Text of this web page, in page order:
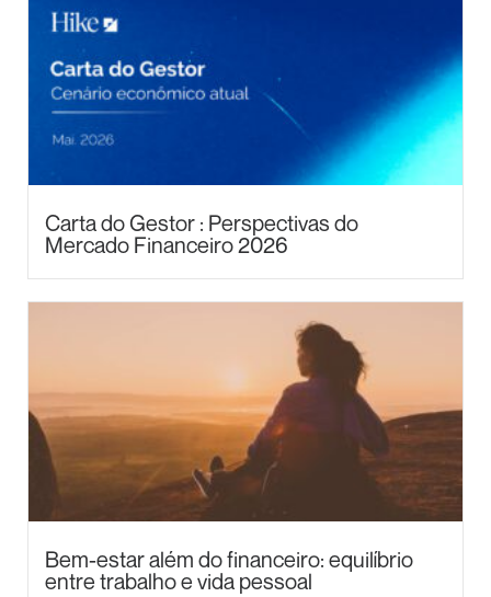
Carta do Gestor : Perspectivas do
Mercado Financeiro 2026
Bem-estar além do financeiro: equilíbrio
entre trabalho e vida pessoal